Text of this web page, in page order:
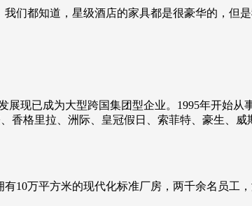
们都知道，星级酒店的家具都是很豪华的，但
现已成为大型跨国集团型企业。1995年开始
香格里拉、洲际、皇冠假日、索菲特、豪生、
10万平方米的现代化标准厂房，两千余名员工